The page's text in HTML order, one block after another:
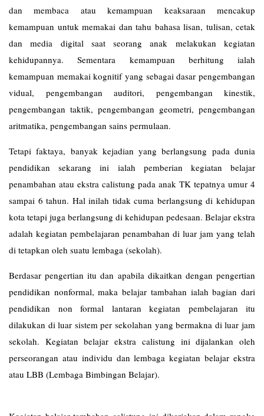
dan membaca atau kemampuan keaksaraan mencakup
kemampuan untuk memakai dan tahu bahasa lisan, tulisan, cetak
dan media digital saat seorang anak melakukan kegiatan
kehidupannya. Sementara kemampuan berhitung ialah
kemampuan memakai kognitif yang sebagai dasar pengembangan
vidual, pengembangan auditori, pengembangan kinestik,
pengembangan taktik, pengembangan geometri, pengembangan
aritmatika, pengembangan sains permulaan.
Tetapi faktaya, banyak kejadian yang berlangsung pada dunia
pendidikan sekarang ini ialah pemberian kegiatan belajar
penambahan atau ekstra calistung pada anak TK tepatnya umur 4
sampai 6 tahun. Hal inilah tidak cuma berlangsung di kehidupan
kota tetapi juga berlangsung di kehidupan pedesaan. Belajar ekstra
adalah kegiatan pembelajaran penambahan di luar jam yang telah
di tetapkan oleh suatu lembaga (sekolah).
Berdasar pengertian itu dan apabila dikaitkan dengan pengertian
pendidikan nonformal, maka belajar tambahan ialah bagian dari
pendidikan non formal lantaran kegiatan pembelajaran itu
dilakukan di luar sistem per sekolahan yang bermakna di luar jam
sekolah. Kegiatan belajar ekstra calistung ini dijalankan oleh
perseorangan atau individu dan lembaga kegiatan belajar ekstra
atau LBB (Lembaga Bimbingan Belajar).